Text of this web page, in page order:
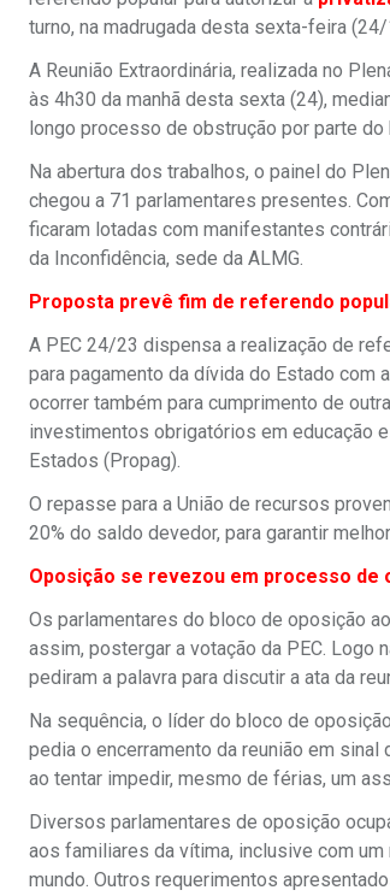
turno, na madrugada desta sexta-feira
A Reunião Extraordinária, realizada no
às 4h30 da manhã desta sexta (24),
longo processo de obstrução por parte
Na abertura dos trabalhos, o painel do
chegou a 71 parlamentares presentes.
ficaram lotadas com manifestantes
da Inconfidência, sede da ALMG.
Proposta prevê fim de referendo
A PEC 24/23 dispensa a realização de
para pagamento da dívida do Estado com
ocorrer também para cumprimento de
investimentos obrigatórios em educação
Estados (Propag).
O repasse para a União de recursos
20% do saldo devedor, para garantir
Oposição se revezou em processo de
Os parlamentares do bloco de oposição
assim, postergar a votação da PEC. Logo
pediram a palavra para discutir a ata da
Na sequência, o líder do bloco de
pedia o encerramento da reunião em
ao tentar impedir, mesmo de férias, um
Diversos parlamentares de oposição
aos familiares da vítima, inclusive com
mundo. Outros requerimentos